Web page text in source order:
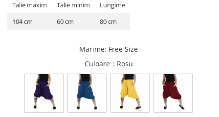
Căciuli
Eșarfe
Talie maxim Talie minim
Lungime
104 cm
60 cm 80 cm
Marime: Free Size
Culoare_ : Rosu